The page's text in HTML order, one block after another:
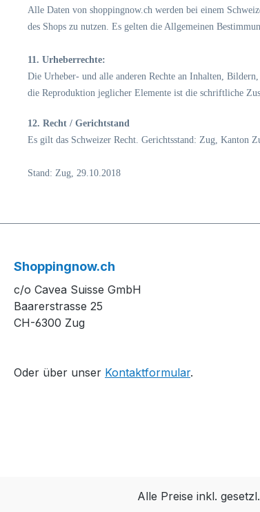
Alle Daten von shoppingnow.ch werden bei einem
des Shops zu nutzen. Es gelten die Allgemeinen
11. Urheberrechte:
Die Urheber- und alle anderen Rechte an Inhalten,
die Reproduktion jeglicher Elemente ist die schriftliche
12. Recht / Gerichtstand
Es gilt das Schweizer Recht. Gerichtsstand: Zug, Kanton
Stand: Zug, 29.10.2018
Shoppingnow.ch
c/o Cavea Suisse GmbH
Baarerstrasse 25
CH-6300 Zug
Oder über unser Kontaktformular.
Alle Preise inkl.